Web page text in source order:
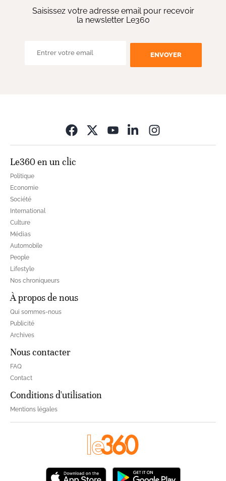
Saisissez votre adresse email pour recevoir
la newsletter Le360
ENVOYER
Le360 en un clic
Politique
Economie
Société
International
Culture
Médias
Automobile
People
Lifestyle
Nos chroniqueurs
À propos de nous
Qui sommes-nous
Publicité
Archives
Nous contacter
FAQ
Contact
Conditions d'utilisation
Mentions légales